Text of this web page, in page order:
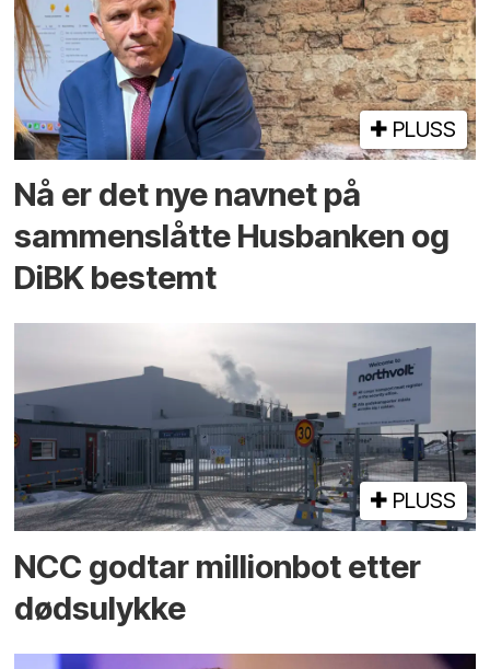
PLUSS
Nå er det nye navnet på
sammenslåtte Husbanken og
DiBK bestemt
PLUSS
NCC godtar millionbot etter
dødsulykke